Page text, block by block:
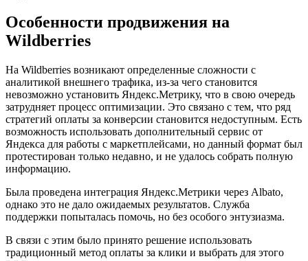
Особенности продвижения на
Wildberries
На Wildberries возникают определенные сложности с
аналитикой внешнего трафика, из-за чего становится
невозможно установить Яндекс.Метрику, что в свою очередь
затрудняет процесс оптимизации. Это связано с тем, что ряд
стратегий оплаты за конверсии становится недоступным. Есть
возможность использовать дополнительный сервис от
Яндекса для работы с маркетплейсами, но данный формат был
протестирован только недавно, и не удалось собрать полную
информацию.
Была проведена интеграция Яндекс.Метрики через Albato,
однако это не дало ожидаемых результатов. Служба
поддержки попыталась помочь, но без особого энтузиазма.
В связи с этим было принято решение использовать
традиционный метод оплаты за клики и выбрать для этого